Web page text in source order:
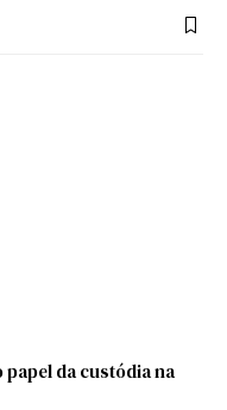
da custódia na